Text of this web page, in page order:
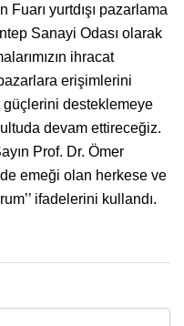
yurtdışı pazarlama
Sanayi Odası olarak
ihracat
erişimlerini
güçlerini desteklemeye
devam ettireceğiz.
Prof. Dr. Ömer
emeği olan herkese ve
ifadelerini kullandı.